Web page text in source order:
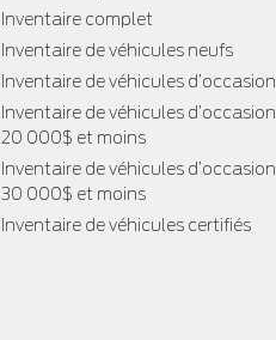
Inventaire complet
Inventaire de véhicules neufs
Inventaire de véhicules d’occasion
Inventaire de véhicules d’occasion
20 000$ et moins
Inventaire de véhicules d’occasion
30 000$ et moins
Inventaire de véhicules certifiés